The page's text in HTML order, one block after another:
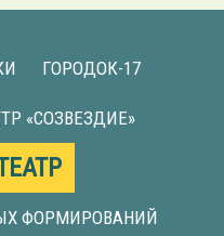
ГОРОДОК-17
«СОЗВЕЗДИЕ»
ФОРМИРОВАНИЙ